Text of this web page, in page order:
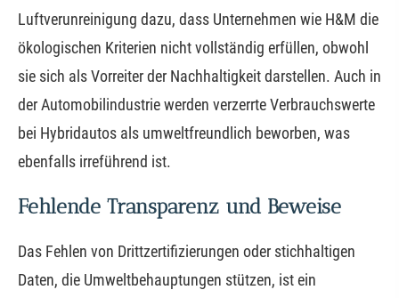
Luftverunreinigung dazu, dass Unternehmen wie H&M die
ökologischen Kriterien nicht vollständig erfüllen, obwohl
sie sich als Vorreiter der Nachhaltigkeit darstellen. Auch in
der Automobilindustrie werden verzerrte Verbrauchswerte
bei Hybridautos als umweltfreundlich beworben, was
ebenfalls irreführend ist.
Fehlende Transparenz und Beweise
Das Fehlen von Drittzertifizierungen oder stichhaltigen
Daten, die Umweltbehauptungen stützen, ist ein